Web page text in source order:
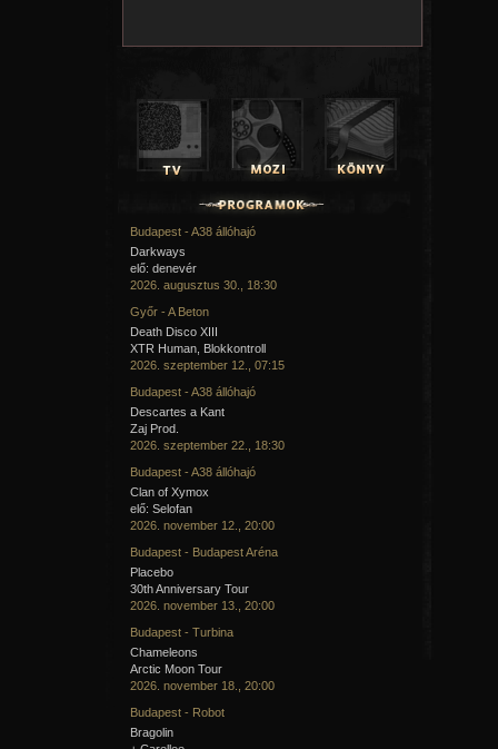
Budapest - A38 állóhajó
Darkways
elő: denevér
2026. augusztus 30., 18:30
Győr - A Beton
Death Disco XIII
XTR Human, Blokkontroll
2026. szeptember 12., 07:15
Budapest - A38 állóhajó
Descartes a Kant
Zaj Prod.
2026. szeptember 22., 18:30
Budapest - A38 állóhajó
Clan of Xymox
elő: Selofan
2026. november 12., 20:00
Budapest - Budapest Aréna
Placebo
30th Anniversary Tour
2026. november 13., 20:00
Budapest - Turbina
Chameleons
Arctic Moon Tour
2026. november 18., 20:00
Budapest - Robot
Bragolin